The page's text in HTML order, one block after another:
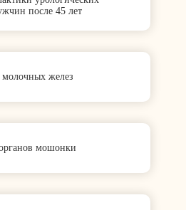
после 45 лет
желез
мошонки